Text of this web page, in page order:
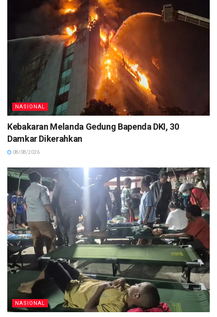
NASIONAL
Kebakaran Melanda Gedung Bapenda DKI, 30
Damkar Dikerahkan
08/08/2026
NASIONAL